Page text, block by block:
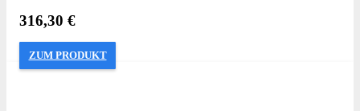
316,30 €
ZUM PRODUKT